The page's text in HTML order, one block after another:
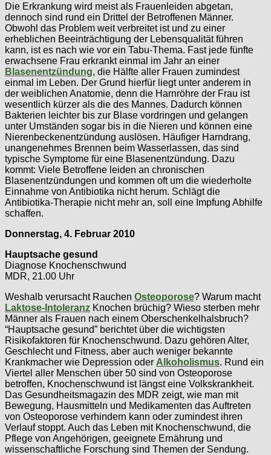
Die Erkrankung wird meist als Frauenleiden abgetan,
dennoch sind rund ein Drittel der Betroffenen Männer.
Obwohl das Problem weit verbreitet ist und zu einer
erheblichen Beeinträchtigung der Lebensqualität führen
kann, ist es nach wie vor ein Tabu-Thema. Fast jede fünfte
erwachsene Frau erkrankt einmal im Jahr an einer
Blasenentzündung, die Hälfte aller Frauen zumindest
einmal im Leben. Der Grund hierfür liegt unter anderem in
der weiblichen Anatomie, denn die Harnröhre der Frau ist
wesentlich kürzer als die des Mannes. Dadurch können
Bakterien leichter bis zur Blase vordringen und gelangen
unter Umständen sogar bis in die Nieren und können eine
Nierenbeckenentzündung auslösen. Häufiger Harndrang,
unangenehmes Brennen beim Wasserlassen, das sind
typische Symptome für eine Blasenentzündung. Dazu
kommt: Viele Betroffene leiden an chronischen
Blasenentzündungen und kommen oft um die wiederholte
Einnahme von Antibiotika nicht herum. Schlägt die
Antibiotika-Therapie nicht mehr an, soll eine Impfung Abhilfe
schaffen.
Donnerstag, 4. Februar 2010
Hauptsache gesund
Diagnose Knochenschwund
MDR, 21.00 Uhr
Weshalb verursacht Rauchen Osteoporose? Warum macht
Laktose-Intoleranz Knochen brüchig? Wieso sterben mehr
Männer als Frauen nach einem Oberschenkelhalsbruch?
“Hauptsache gesund” berichtet über die wichtigsten
Risikofaktoren für Knochenschwund. Dazu gehören Alter,
Geschlecht und Fitness, aber auch weniger bekannte
Krankmacher wie Depression oder Alkoholismus. Rund ein
Viertel aller Menschen über 50 sind von Osteoporose
betroffen, Knochenschwund ist längst eine Volkskrankheit.
Das Gesundheitsmagazin des MDR zeigt, wie man mit
Bewegung, Hausmitteln und Medikamenten das Auftreten
von Osteoporose verhindern kann oder zumindest ihren
Verlauf stoppt. Auch das Leben mit Knochenschwund, die
Pflege von Angehörigen, geeignete Ernährung und
wissenschaftliche Forschung sind Themen der Sendung.